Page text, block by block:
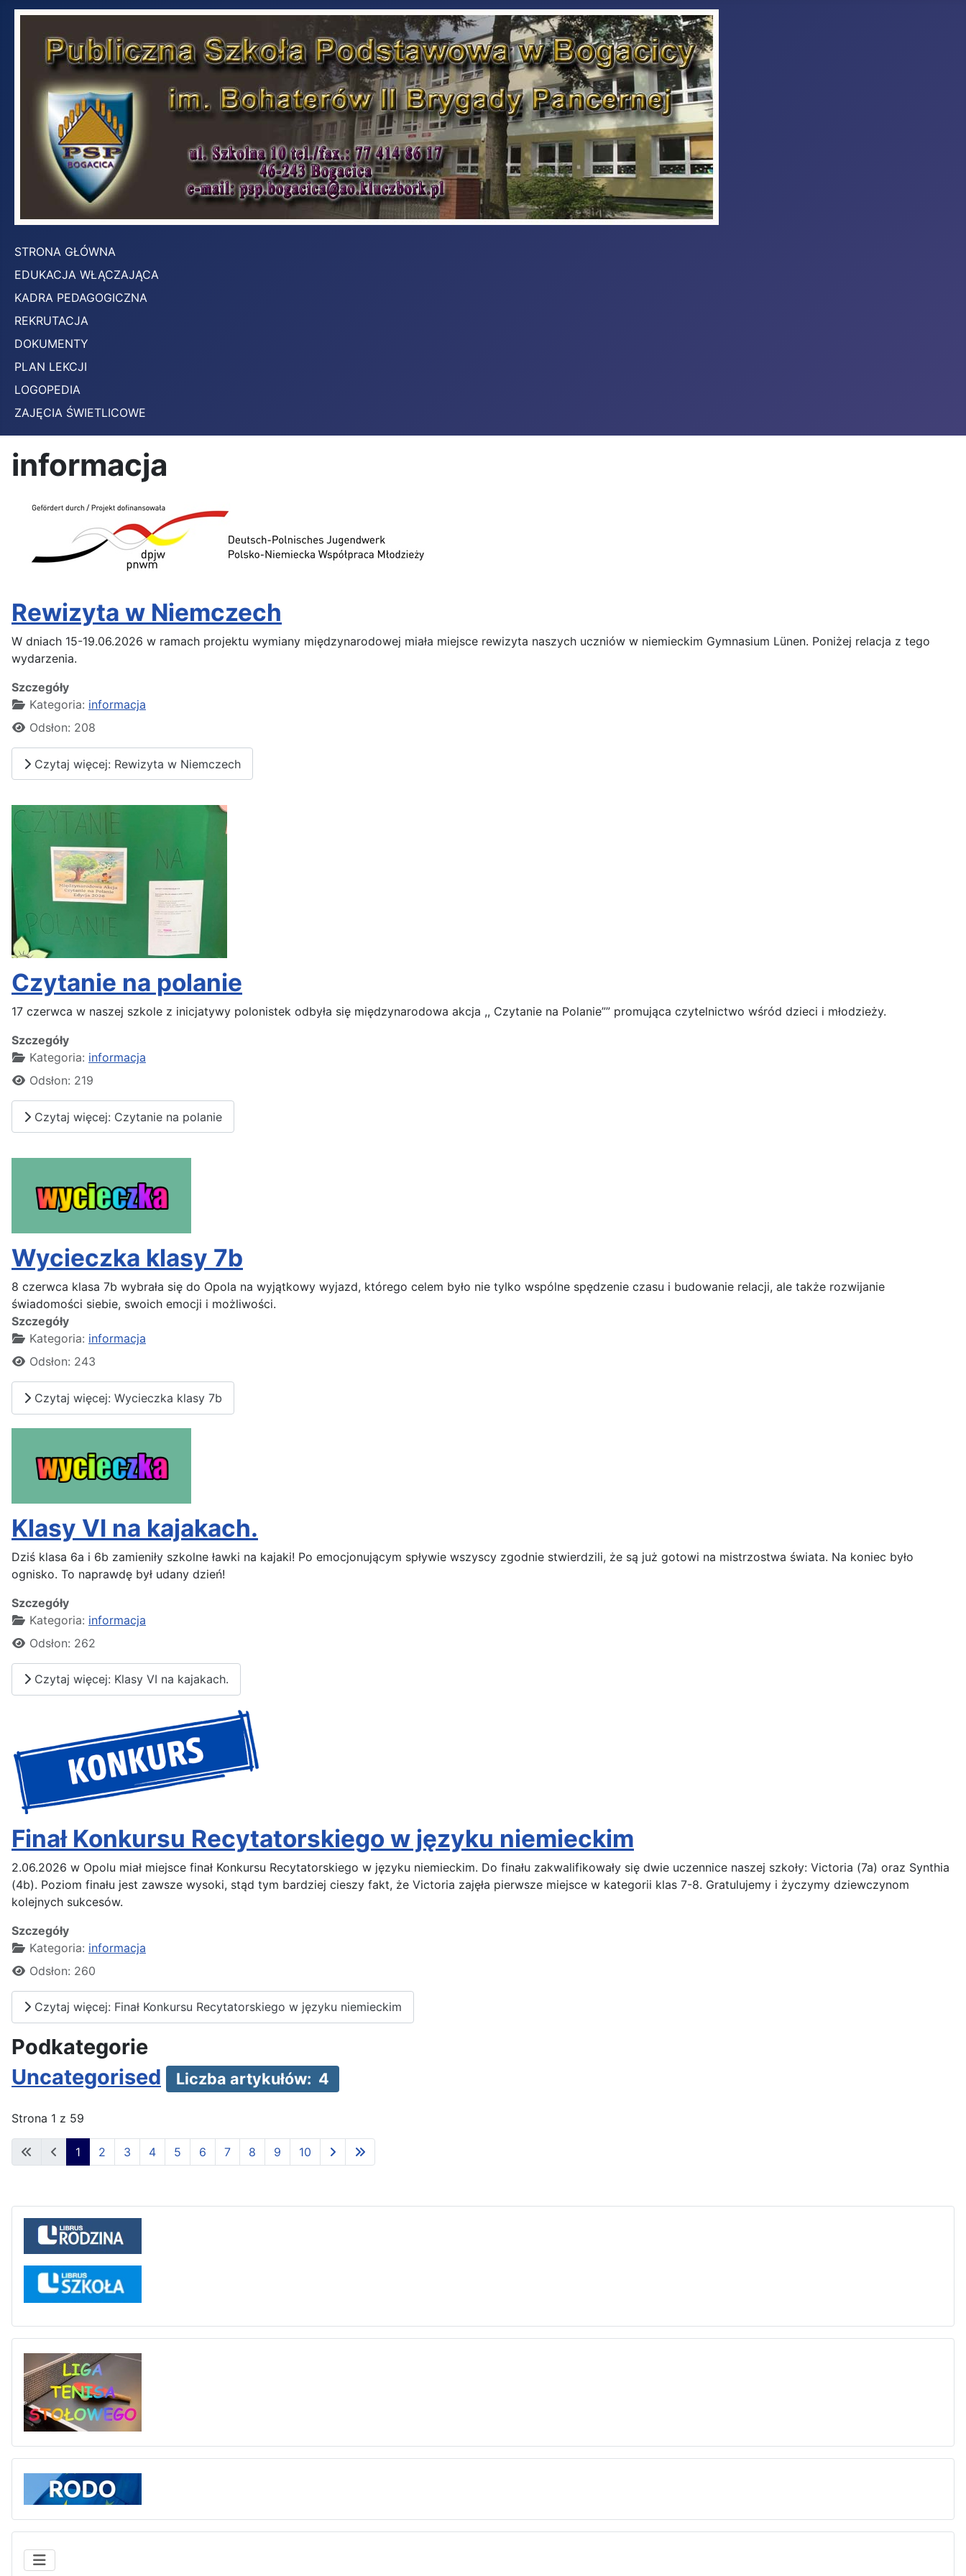
STRONA GŁÓWNA
EDUKACJA WŁĄCZAJĄCA
KADRA PEDAGOGICZNA
REKRUTACJA
DOKUMENTY
PLAN LEKCJI
LOGOPEDIA
ZAJĘCIA ŚWIETLICOWE
Liga tenisa stołowego
informacja
Rewizyta w Niemczech
W dniach 15-19.06.2026 w ramach projektu wymiany międzynarodowej miała miejsce rewizyta naszych uczniów w niemieckim Gymnasium Lünen. Poniżej relacja z tego
wydarzenia.
Szczegóły
Kategoria: informacja
Odsłon: 208
Czytaj więcej: Rewizyta w Niemczech
Czytanie na polanie
17 czerwca w naszej szkole z inicjatywy polonistek odbyła się międzynarodowa akcja ,, Czytanie na Polanie”” promująca czytelnictwo wśród dzieci i młodzieży.
Szczegóły
Kategoria: informacja
Odsłon: 219
Czytaj więcej: Czytanie na polanie
Wycieczka klasy 7b
8 czerwca klasa 7b wybrała się do Opola na wyjątkowy wyjazd, którego celem było nie tylko wspólne spędzenie czasu i budowanie relacji, ale także rozwijanie
świadomości siebie, swoich emocji i możliwości.
Szczegóły
Kategoria: informacja
Odsłon: 243
Czytaj więcej: Wycieczka klasy 7b
Klasy VI na kajakach.
Dziś klasa 6a i 6b zamieniły szkolne ławki na kajaki! Po emocjonującym spływie wszyscy zgodnie stwierdzili, że są już gotowi na mistrzostwa świata. Na koniec było
ognisko. To naprawdę był udany dzień!
Szczegóły
Kategoria: informacja
Odsłon: 262
Czytaj więcej: Klasy VI na kajakach.
Finał Konkursu Recytatorskiego w języku niemieckim
2.06.2026 w Opolu miał miejsce finał Konkursu Recytatorskiego w języku niemieckim. Do finału zakwalifikowały się dwie uczennice naszej szkoły: Victoria (7a) oraz Synthia
(4b). Poziom finału jest zawsze wysoki, stąd tym bardziej cieszy fakt, że Victoria zajęła pierwsze miejsce w kategorii klas 7-8. Gratulujemy i życzymy dziewczynom
kolejnych sukcesów.
Szczegóły
Kategoria: informacja
Odsłon: 260
Czytaj więcej: Finał Konkursu Recytatorskiego w języku niemieckim
Podkategorie
Uncategorised
Liczba artykułów: 4
Strona 1 z 59
1 2 3 4 5 6 7 8 9 10